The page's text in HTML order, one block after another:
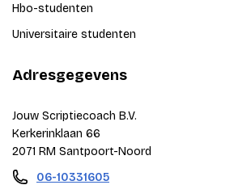
Hbo-studenten
Universitaire studenten
Adresgegevens
Jouw Scriptiecoach B.V.
Kerkerinklaan 66
2071 RM Santpoort-Noord
06-10331605